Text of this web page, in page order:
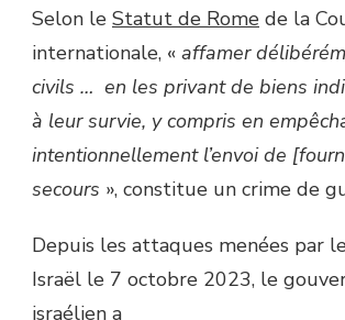
Selon le Statut de Rome de la
internationale, « affamer
civils … en les privant de biens
à leur survie, y compris en
intentionnellement l’envoi de
secours », constitue un crime de
Depuis les attaques menées par
Israël le 7 octobre 2023, le
israélien a